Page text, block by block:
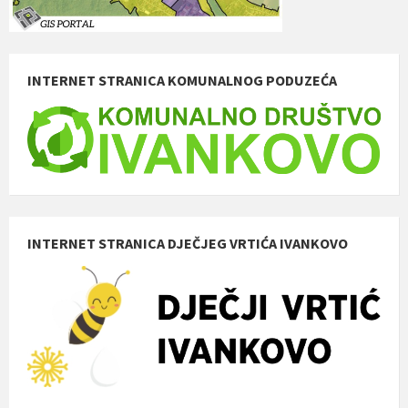
INTERNET STRANICA KOMUNALNOG PODUZEĆA
INTERNET STRANICA DJEČJEG VRTIĆA IVANKOVO